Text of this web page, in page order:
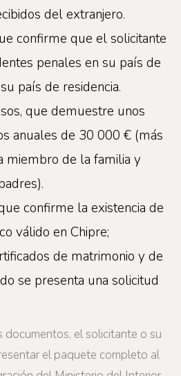
del extranjero.
confirme que el solicitante
penales en su país de
país de residencia.
que demuestre unos
anuales de 30 000 € (más
miembro de la familia y
confirme la existencia de
válido en Chipre;
de matrimonio y de
se presenta una solicitud
documentos, el solicitante o su
el paquete completo al